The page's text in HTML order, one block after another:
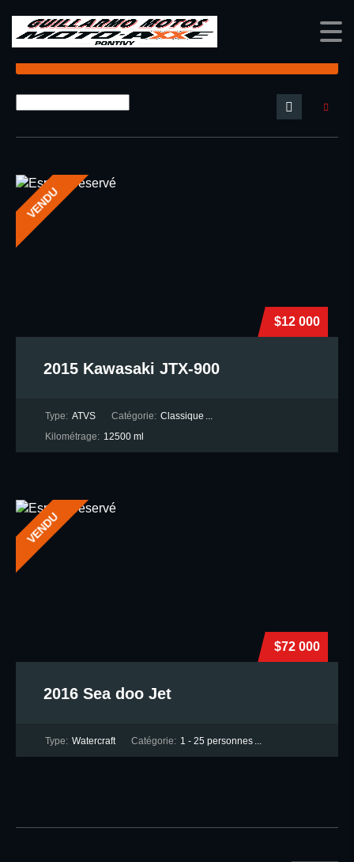
VENDU
$12 000
2015 Kawasaki JTX-900
Type: ATVS Catégorie: Classique ...
Kilométrage: 12500 ml
VENDU
$72 000
2016 Sea doo Jet
Type: Watercraft Catégorie: 1 - 25 personnes ...